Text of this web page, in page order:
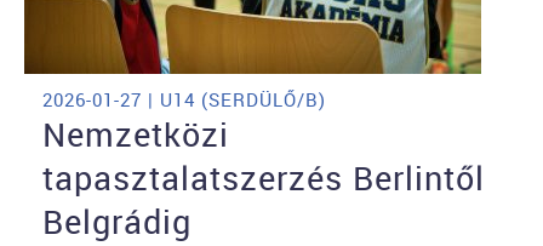
2026-01-27 | U14 (SERDÜLŐ/B)
Nemzetközi
tapasztalatszerzés Berlintől
Belgrádig